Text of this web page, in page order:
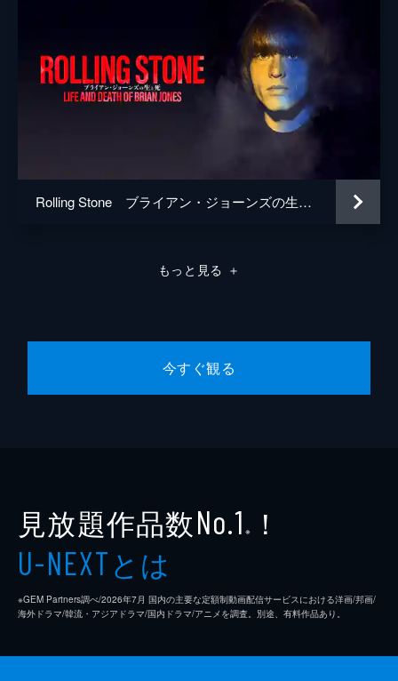
Rolling Stone ブライアン・ジョーンズの生と死
もっと見る ＋
今すぐ観る
見放題作品数No.1 ※ ！
U-NEXTとは
※GEM Partners調べ/2026年7⽉ 国内の主要な定額制動画配信サービスにおける洋画/邦画/
海外ドラマ/韓流・アジアドラマ/国内ドラマ/アニメを調査。別途、有料作品あり。